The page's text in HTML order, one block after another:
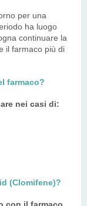
per una
ha luogo
continuare la
il farmaco più di
farmaco?
nei casi di:
(Clomifene)?